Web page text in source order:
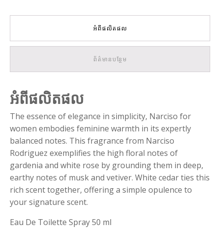
អំពីផលិតផល
ព័ត៌មានបន្ថែម
អំពីផលិតផល
The essence of elegance in simplicity, Narciso for
women embodies feminine warmth in its expertly
balanced notes. This fragrance from Narciso
Rodriguez exemplifies the high floral notes of
gardenia and white rose by grounding them in deep,
earthy notes of musk and vetiver. White cedar ties this
rich scent together, offering a simple opulence to
your signature scent.
Eau De Toilette Spray 50 ml